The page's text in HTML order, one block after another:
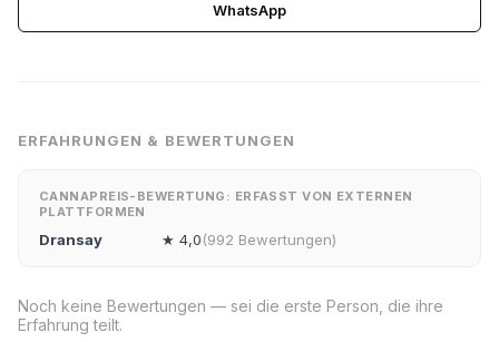
WhatsApp
ERFAHRUNGEN & BEWERTUNGEN
CANNAPREIS-BEWERTUNG: ERFASST VON EXTERNEN
PLATTFORMEN
Dransay ★ 4,0(992 Bewertungen)
Noch keine Bewertungen — sei die erste Person, die ihre
Erfahrung teilt.